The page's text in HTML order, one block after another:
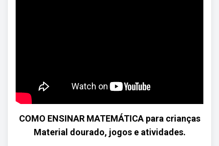
COMO ENSINAR MATEMÁTICA para crianças
Material dourado, jogos e atividades.